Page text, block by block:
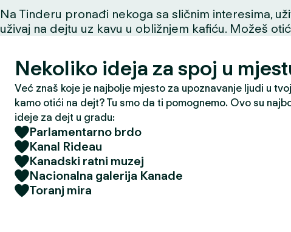
c
a
Na Tinderu pronađi nekoga sa sličnim interesima,
uživaj na dejtu uz kavu u obližnjem kafiću. Možeš
Nekoliko ideja za spoj u
Već znaš koje je najbolje mjesto za upoznavanje ljudi u
kamo otići na dejt? Tu smo da ti pomognemo. Ovo su
ideje za dejt u gradu:
Parlamentarno brdo
Kanal Rideau
Kanadski ratni muzej
Nacionalna galerija Kanade
Toranj mira